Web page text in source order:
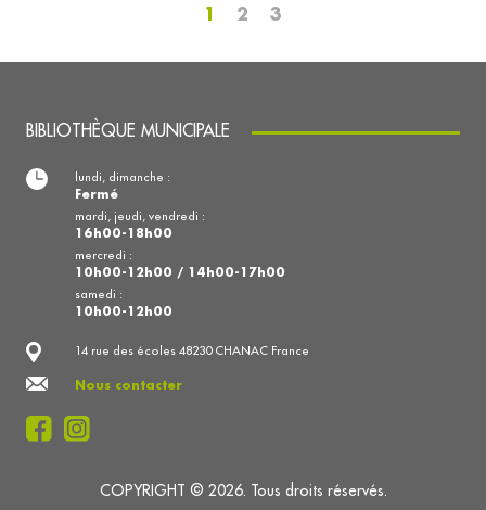
1 2 3
BIBLIOTHÈQUE MUNICIPALE
14 rue des écoles 48230 CHANAC France
Nous contacter
lundi, dimanche :
Fermé
mardi, jeudi, vendredi :
16h00-18h00
mercredi :
10h00-12h00 / 14h00-17h00
samedi :
10h00-12h00
COPYRIGHT © 2026. Tous droits réservés.